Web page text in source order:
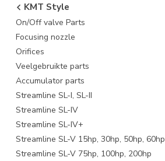
KMT Style
On/Off valve Parts
Focusing nozzle
Orifices
Veelgebruikte parts
Accumulator parts
Streamline SL-I, SL-II
Streamline SL-IV
Streamline SL-IV+
Streamline SL-V 15hp, 30hp, 50hp, 60hp
Streamline SL-V 75hp, 100hp, 200hp